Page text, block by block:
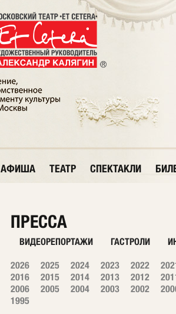
АФИША ТЕАТР СПЕКТАКЛИ
ПРЕССА
ВИДЕОРЕПОРТАЖИ ГАСТРОЛИ
2026 2025 2024 2023 2022
2016
2015 2014 2013 2012
2006
2005 2004 2003 2002
1995